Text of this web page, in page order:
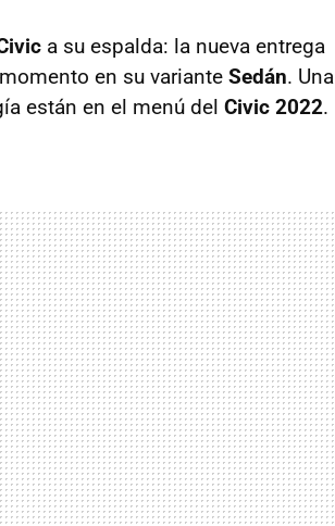
a su espalda: la nueva entrega
en su variante Sedán. Una
están en el menú del Civic 2022.